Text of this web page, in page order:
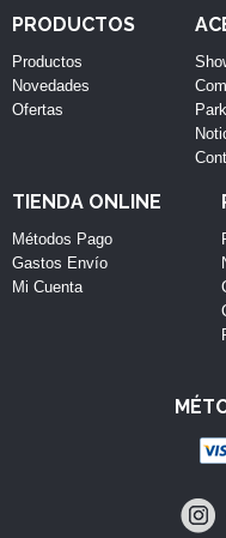
PRODUCTOS
Productos
Novedades
Ofertas
TIENDA ONLINE
Métodos Pago
Gastos Envío
Mi Cuenta